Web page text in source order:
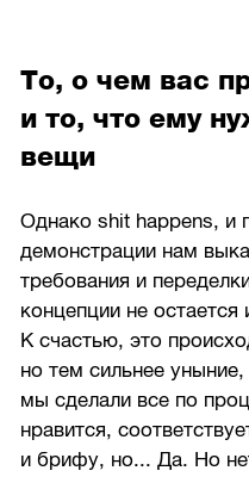
То, о чем вас
и то, что ему
вещи
Однако shit happens, и
демонстрации нам
требования и
концепции не
К счастью, это
но тем сильнее
мы сделали все по
нравится,
и брифу, но... Да. Но